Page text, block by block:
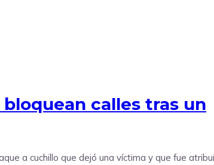
calles tras un
a cuchillo que dejó una víctima y que fue